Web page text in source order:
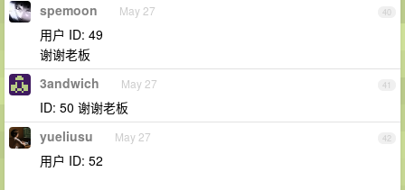
40
spemoon May 27
用户 ID: 49
谢谢老板
41
3andwich May 27
ID: 50 谢谢老板
42
yueliusu May 27
用户 ID: 52